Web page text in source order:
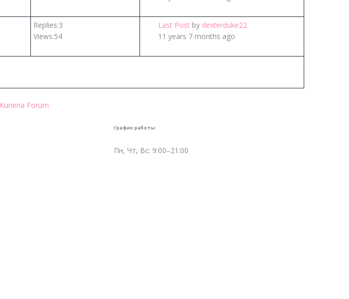
Replies:3
Views:54
Last Post by dexterduke22
11 years 7 months ago
Kunena Forum
Графикработы:
Пн, Чт, Вс: 9:00–21:00